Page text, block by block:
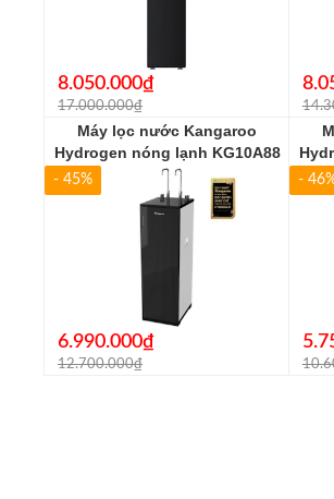
8.050.000₫
17.000.000₫
Máy lọc nước Kangaroo
Hydrogen nóng lạnh KG10A88
- 45%
6.990.000₫
12.700.000₫
-